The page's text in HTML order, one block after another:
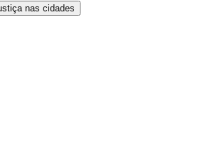
nas cidades